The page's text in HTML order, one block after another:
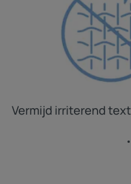
Vermijd irriterend